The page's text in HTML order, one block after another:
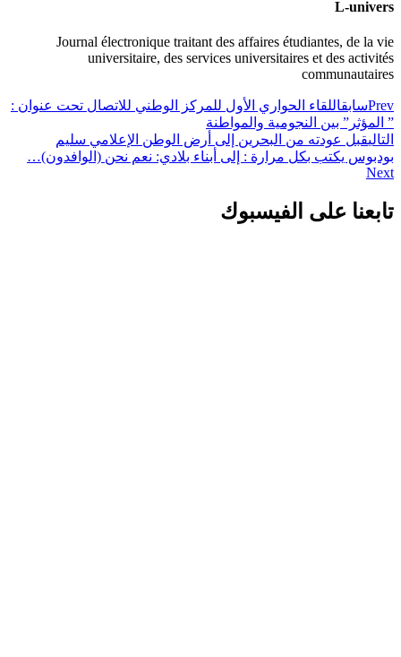
L-univers
Journal électronique traitant des affaires étudiantes, de la vie
universitaire, des services universitaires et des activités
communautaires
Prevسابقاللقاء الحواري الأول للمركز الوطني للاتصال تحت عنوان :
” المؤثر” بين النجومية والمواطنة
التاليقبل عودته من البحرين إلى أرض الوطن الإعلامي سليم
بودبوس يكتب بكل مرارة : إلى أبناء بلادي: نعم نحن (الوافدون)…
Next
تابعنا على الفيسبوك